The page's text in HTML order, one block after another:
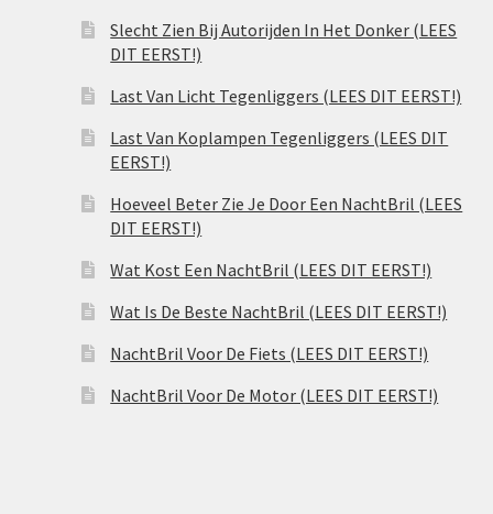
Slecht Zien Bij Autorijden In Het Donker (LEES
DIT EERST!)
Last Van Licht Tegenliggers (LEES DIT EERST!)
Last Van Koplampen Tegenliggers (LEES DIT
EERST!)
Hoeveel Beter Zie Je Door Een NachtBril (LEES
DIT EERST!)
Wat Kost Een NachtBril (LEES DIT EERST!)
Wat Is De Beste NachtBril (LEES DIT EERST!)
NachtBril Voor De Fiets (LEES DIT EERST!)
NachtBril Voor De Motor (LEES DIT EERST!)